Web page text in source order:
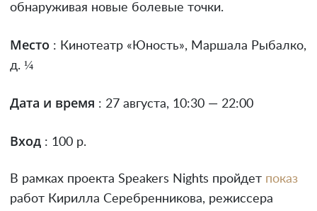
обнаруживая новые болевые точки.
Место : Кинотеатр «Юность», Маршала Рыбалко,
д. ¼
Дата и время : 27 августа, 10:30 — 22:00
Вход : 100 р.
В рамках проекта Speakers Nights пройдет показ
работ Кирилла Серебренникова, режиссера